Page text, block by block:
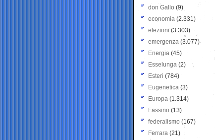
don Gallo (9)
economia (2.331)
elezioni (3.303)
emergenza (3.077)
Energia (45)
Esselunga (2)
Esteri (784)
Eugenetica (3)
Europa (1.314)
Fassino (13)
federalismo (167)
Ferrara (21)